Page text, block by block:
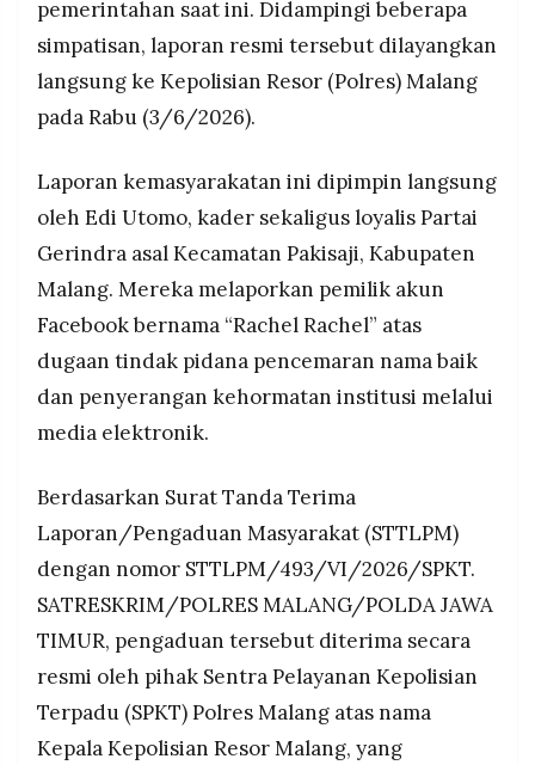
MEDIA
©
2026
PT.
MEDIA
forensik digital terhadap akun terlapor.
pemerintahan saat ini. Didampingi beberapa
simpatisan, laporan resmi tersebut dilayangkan
langsung ke Kepolisian Resor (Polres) Malang
pada Rabu (3/6/2026).
Laporan kemasyarakatan ini dipimpin langsung
oleh Edi Utomo, kader sekaligus loyalis Partai
Gerindra asal Kecamatan Pakisaji, Kabupaten
Malang. Mereka melaporkan pemilik akun
Facebook bernama “Rachel Rachel” atas
dugaan tindak pidana pencemaran nama baik
dan penyerangan kehormatan institusi melalui
media elektronik.
Berdasarkan Surat Tanda Terima
Laporan/Pengaduan Masyarakat (STTLPM)
dengan nomor STTLPM/493/VI/2026/SPKT.
SATRESKRIM/POLRES MALANG/POLDA JAWA
TIMUR, pengaduan tersebut diterima secara
resmi oleh pihak Sentra Pelayanan Kepolisian
Terpadu (SPKT) Polres Malang atas nama
Kepala Kepolisian Resor Malang, yang